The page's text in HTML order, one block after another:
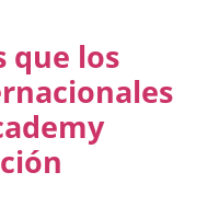
que los